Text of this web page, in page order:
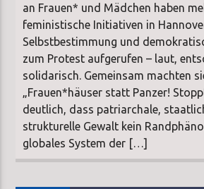
an Frauen* und Mädchen haben
feministische Initiativen in
Selbstbestimmung und
zum Protest aufgerufen – laut,
solidarisch. Gemeinsam machten
„Frauen*häuser statt Panzer!
deutlich, dass patriarchale,
strukturelle Gewalt kein
globales System der […]